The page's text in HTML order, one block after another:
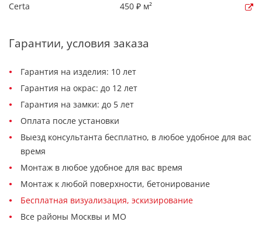
Certa
450 ₽ м²
Гарантии, условия заказа
Гарантия на изделия: 10 лет
Гарантия на окрас: до 12 лет
Гарантия на замки: до 5 лет
Оплата после установки
Выезд консультанта бесплатно, в любое удобное для вас
время
Монтаж в любое удобное для вас время
Монтаж к любой поверхности, бетонирование
Бесплатная визуализация, эскизирование
Все районы Москвы и МО